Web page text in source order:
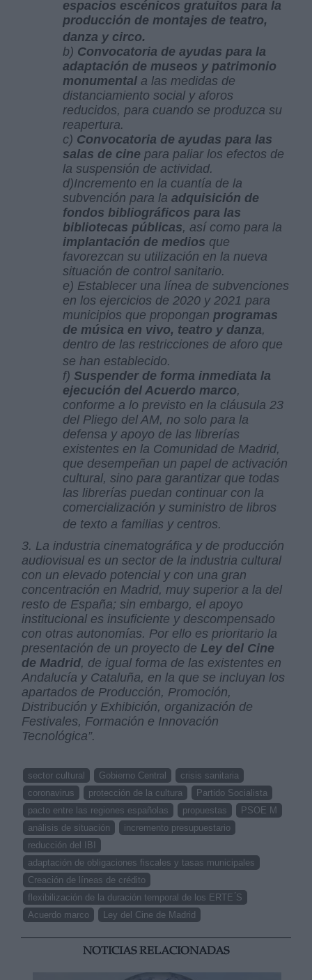
espacios escénicos gratuitos para la
producción de montajes de teatro,
danza y circo.
b) Convocatoria de ayudas para la
adaptación de museos y patrimonio
monumentala las medidas de
distanciamiento social y aforos
reducidos, para cuando se produzca su
reapertura.
c) Convocatoria de ayudas para las
salas de cine para paliar los efectos de
la suspensión de actividad.
d)Incremento en la cuantía de la
subvención para laadquisición de
fondos bibliográficos para las
bibliotecas públicas, así como para la
implantación de medios que
favorezcan su utilización en la nueva
situación de control sanitario.
e) Establecer una línea de subvenciones
en los ejercicios de 2020 y 2021 para
municipios que propongan programas
de música en vivo, teatro y danza,
dentro de las restricciones de aforo que
se han establecido.
f)Suspender de forma inmediata la
ejecución del Acuerdo marco,
conforme a lo previsto en la cláusula 23
del Pliego del AM, no solo para la
defensa y apoyo de las librerías
existentes en la Comunidad de Madrid,
que desempeñan un papel de activación
cultural, sino para garantizar que todas
las librerías puedan continuar con la
comercialización y suministro de libros
de texto a familias y centros.
3. La industria cinematográfica y de producción
audiovisual es un sector de la industria cultural
con un elevado potencial y con una gran
concentración en Madrid, muy superior a la del
resto de España; sin embargo, el apoyo
institucional es insuficiente y descompensado
con otras autonomías. Por ello es prioritario la
presentación de un proyecto de Ley del Cine
de Madrid, de igual forma de las existentes en
Andalucía y Cataluña, en la que se incluyan los
apartados de Producción, Promoción,
Distribución y Exhibición, organización de
Festivales, Formación e Innovación
Tecnológica”.
sector cultural Gobierno Central
crisis sanitaria
coronavirus
protección de la cultura
Partido Socialista
pacto entre las regiones españolas
propuestas
PSOE M
análisis de situación
incremento presupuestario
reducción del IBI
adaptación de obligaciones fiscales y tasas municipales
Creación de líneas de crédito
flexibilización de la duración temporal de los ERTE ́S
Acuerdo marco
Ley del Cine de Madrid
NOTICIAS RELACIONADAS